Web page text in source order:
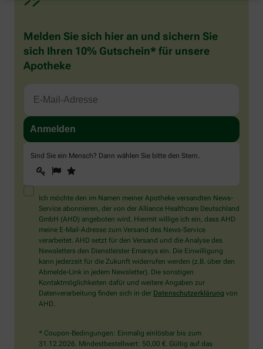
Melden Sie sich hier an und sichern Sie
sich Ihren 10% Gutschein* für unsere
Apotheke
Sind Sie ein Mensch? Dann wählen Sie bitte den Stern
Sind
Sie
ein
Mensch?
Dann
wählen
Sie
bitte
den
Stern.
1 2
Ich möchte den im Namen meiner Apotheke versandten News-
Service abonnieren, der von der Alliance Healthcare Deutschland
GmbH (AHD) angeboten wird. Hiermit willige ich ein, dass AHD
meine E-Mail-Adresse zum Versand des News-Service
verarbeitet. AHD setzt für den Versand und die Analyse des
Newsletters den Dienstleister Emarsys ein. Die Einwilligung
kann jederzeit für die Zukunft widerrufen werden (z.B. über den
Abmelde-Link in jedem Newsletter). Die sonstigen
Kontaktmöglichkeiten dafür und weitere Angaben zur
Datenverarbeitung finden sich in der Datenschutzerklärung von
AHD.
* Coupon-Bedingungen: Einmalig einlösbar bis zum
31.12.2026. Mindestbestellwert: 50,00 €. Gültig auf das